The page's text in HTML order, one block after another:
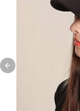
Previous slide